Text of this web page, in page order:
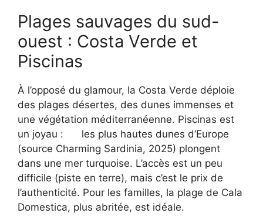
Plages sauvages du sud-
ouest : Costa Verde et
Piscinas
À l’opposé du glamour, la Costa Verde déploie
des plages désertes, des dunes immenses et
une végétation méditerranéenne. Piscinas est
un joyau :
les plus hautes dunes d’Europe
(source Charming Sardinia, 2025) plongent
dans une mer turquoise. L’accès est un peu
difficile (piste en terre), mais c’est le prix de
l’authenticité. Pour les familles, la plage de Cala
Domestica, plus abritée, est idéale.